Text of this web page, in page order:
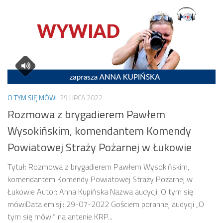
O TYM SIĘ MÓWI 29 LIPCA 2022
Rozmowa z brygadierem Pawłem
Wysokińskim, komendantem Komendy
Powiatowej Straży Pożarnej w Łukowie
Tytuł: Rozmowa z brygadierem Pawłem Wysokińskim,
komendantem Komendy Powiatowej Straży Pożarnej w
Łukowie Autor: Anna Kupińska Nazwa audycji: O tym się
mówiData emisji: 29-07-2022 Gościem porannej audycji „O
tym się mówi” na antenie KRP...